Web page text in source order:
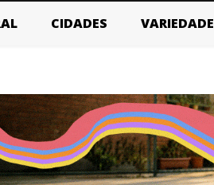
CIDADES